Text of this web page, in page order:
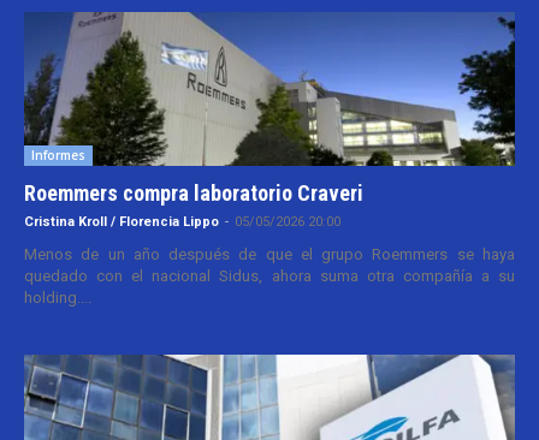
Informes
Roemmers compra laboratorio Craveri
Cristina Kroll / Florencia Lippo - 05/05/2026 20:00
Menos de un año después de que el grupo Roemmers se haya
quedado con el nacional Sidus, ahora suma otra compañía a su
holding....